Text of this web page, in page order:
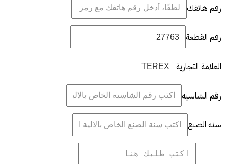
رقم هاتفك
رقم القطعة
العلامة التجارية
رقم الشاسيه
سنة الصنع